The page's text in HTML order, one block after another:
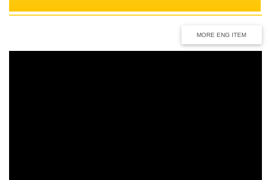
MORE ENG ITEM